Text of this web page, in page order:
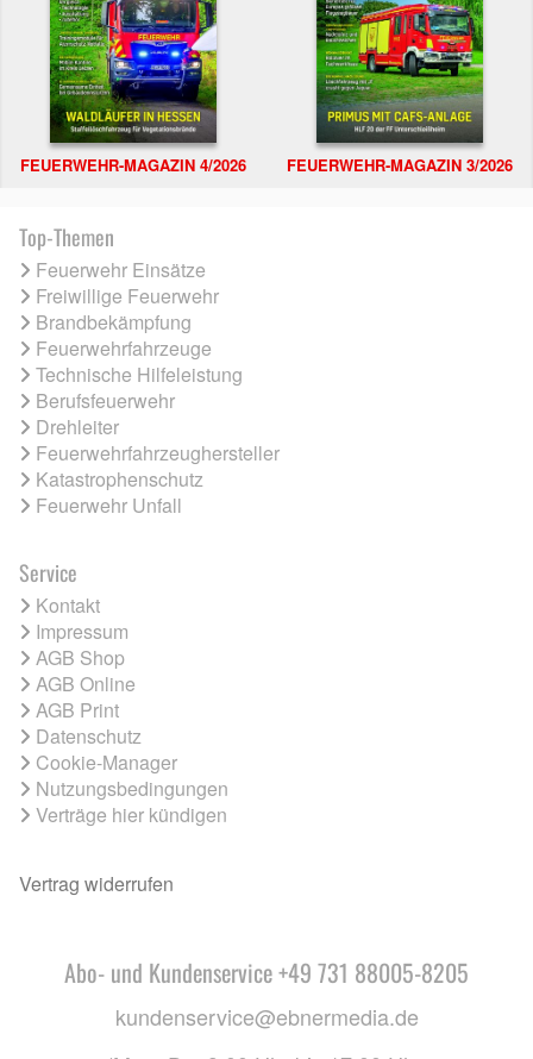
FEUERWEHR-MAGAZIN 4/2026 FEUERWEHR-MAGAZIN 3/2026
Top-Themen
Feuerwehr Einsätze
Freiwillige Feuerwehr
Brandbekämpfung
Feuerwehrfahrzeuge
Technische Hilfeleistung
Berufsfeuerwehr
Drehleiter
Feuerwehrfahrzeughersteller
Katastrophenschutz
Feuerwehr Unfall
Service
Kontakt
Impressum
AGB Shop
AGB Online
AGB Print
Datenschutz
Cookie-Manager
Nutzungsbedingungen
Verträge hier kündigen
Vertrag widerrufen
Abo- und Kundenservice +49 731 88005-8205
kundenservice@ebnermedia.de